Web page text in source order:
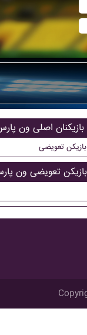
بازیکنان اصلی ون
بازیکن تعویضی
بازیکن تعویضی ون